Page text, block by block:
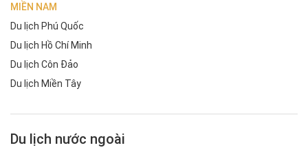
MIỀN NAM
Du lịch Phú Quốc
Du lịch Hồ Chí Minh
Du lịch Côn Đảo
Du lịch Miền Tây
Du lịch nước ngoài